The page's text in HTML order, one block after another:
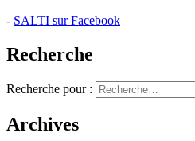
- SALTI sur Facebook
Recherche
Recherche pour :
Archives